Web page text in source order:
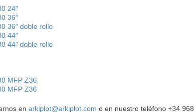
24″
36″
36″ doble rollo
44″
44″ doble rollo
MFP Z36
MFP Z36
en arkiplot@arkiplot.com o en nuestro teléfono +34 968